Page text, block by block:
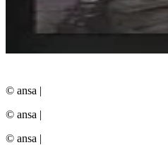
© ansa |
© ansa |
© ansa |